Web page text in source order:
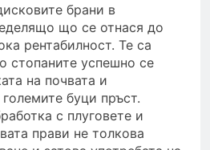
брани в
що се отнася до
рентабилност. Те са
стопаните успешно се
на почвата и
буци пръст.
с плуговете и
прави не толкова